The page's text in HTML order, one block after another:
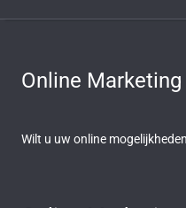
Online
Wilt u uw online